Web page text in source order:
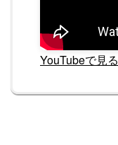
YouTubeで見る